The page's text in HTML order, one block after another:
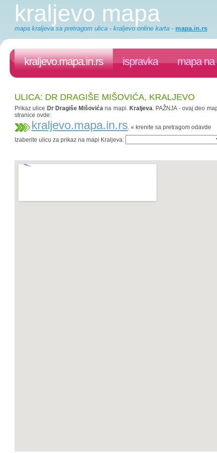
kraljevo mapa
mapa kraljeva sa pretragom ulica - kraljevo online karta - mapa.in.rs
kraljevo.mapa.in.rs ispravka mapa na
ULICA: DR DRAGIŠE MIŠOVIĆA, KRALJEVO
Prikaz ulice Dr Dragiše Mišovića na mapi. Kraljeva. PAŽNJA - ovaj deo
stranice ovde:
kraljevo.mapa.in.rs. « krenite sa pretragom odavde
Izaberite ulicu za prikaz na mapi Kraljeva: